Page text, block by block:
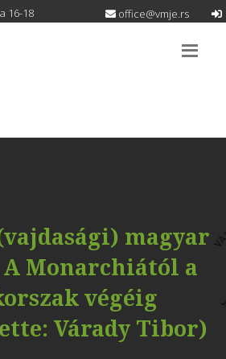
16-18 office@vmje.rs
magyar
A Monarchiától a
végéig
Várady Tibor)